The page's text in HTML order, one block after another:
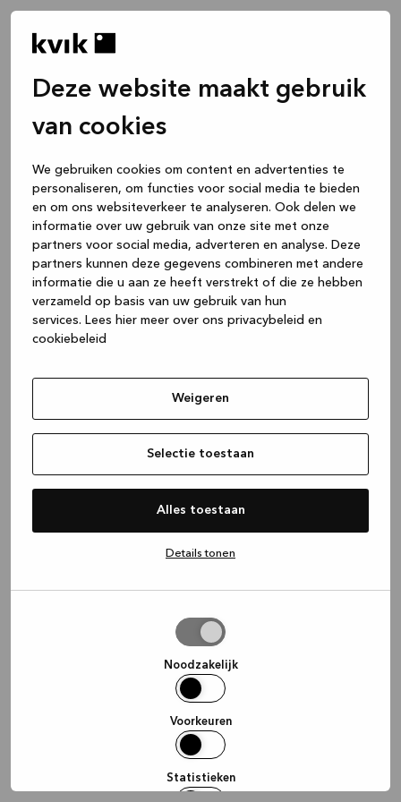
Deze website maakt gebruik
van cookies
We gebruiken cookies om content en advertenties te
personaliseren, om functies voor social media te bieden
en om ons websiteverkeer te analyseren. Ook delen we
informatie over uw gebruik van onze site met onze
partners voor social media, adverteren en analyse. Deze
partners kunnen deze gegevens combineren met andere
informatie die u aan ze heeft verstrekt of die ze hebben
verzameld op basis van uw gebruik van hun
services. Lees hier meer over ons privacybeleid en
cookiebeleid
Weigeren
Selectie toestaan
Alles toestaan
Details tonen
Noodzakelijk
Voorkeuren
Statistieken
(see the browser console for more
information).